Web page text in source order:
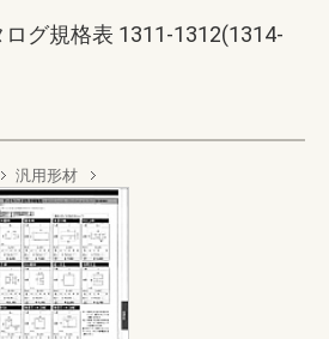
グ規格表 1311-1312(1314-
汎用形材